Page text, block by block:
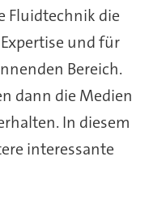
Fluidtechnik die
und für
Bereich.
dann die Medien
In diesem
interessante